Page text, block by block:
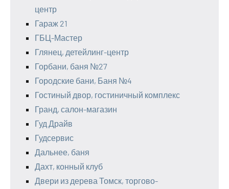
центр
Гараж 21
ГБЦ-Мастер
Глянец, детейлинг-центр
Горбани, баня №27
Городские бани, Баня №4
Гостиный двор, гостиничный комплекс
Гранд, салон-магазин
Гуд Драйв
Гудсервис
Дальнее, баня
Дахт, конный клуб
Двери из дерева Томск, торгово-